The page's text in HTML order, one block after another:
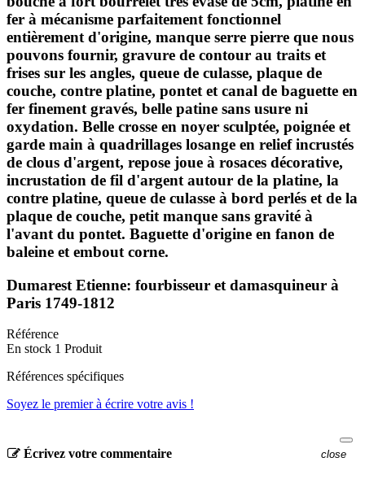
fer à mécanisme parfaitement fonctionnel
entièrement d'origine, manque serre pierre que nous
pouvons fournir, gravure de contour au traits et
frises sur les angles, queue de culasse, plaque de
couche, contre platine, pontet et canal de baguette en
fer finement gravés, belle patine sans usure ni
oxydation. Belle crosse en noyer sculptée, poignée et
garde main à quadrillages losange en relief incrustés
de clous d'argent, repose joue à rosaces décorative,
incrustation de fil d'argent autour de la platine, la
contre platine, queue de culasse à bord perlés et de la
plaque de couche, petit manque sans gravité à
l'avant du pontet. Baguette d'origine en fanon de
baleine et embout corne.
Dumarest Etienne: fourbisseur et damasquineur à
Paris 1749-1812
Référence
En stock 1 Produit
Références spécifiques
Soyez le premier à écrire votre avis !
Écrivez votre commentaire close